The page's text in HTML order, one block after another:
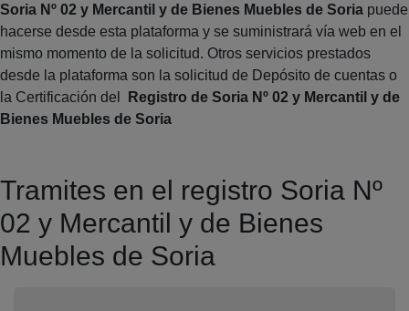
Soria Nº 02 y Mercantil y de Bienes Muebles de Soria puede
hacerse desde esta plataforma y se suministrará vía web en el
mismo momento de la solicitud. Otros servicios prestados
desde la plataforma son la solicitud de Depósito de cuentas o
la Certificación del
Registro de Soria Nº 02 y Mercantil y de
Bienes Muebles de Soria
Tramites en el registro Soria Nº
02 y Mercantil y de Bienes
Muebles de Soria